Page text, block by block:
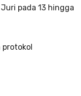
pada 13 hingga